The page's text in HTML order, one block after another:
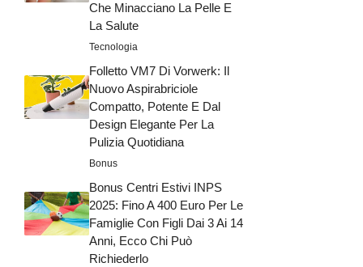
Che Minacciano La Pelle E
La Salute
Tecnologia
Folletto VM7 Di Vorwerk: Il
Nuovo Aspirabriciole
Compatto, Potente E Dal
Design Elegante Per La
Pulizia Quotidiana
Bonus
Bonus Centri Estivi INPS
2025: Fino A 400 Euro Per Le
Famiglie Con Figli Dai 3 Ai 14
Anni, Ecco Chi Può
Richiederlo